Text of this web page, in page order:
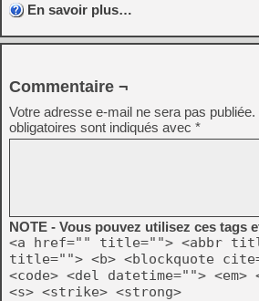
En savoir plus…
Commentaire ¬
Votre adresse e-mail ne sera pas publiée.
obligatoires sont indiqués avec *
NOTE - Vous pouvez utilisez ces tags
<a href="" title=""> <abbr
title=""> <b> <blockquote
<code> <del datetime="">
<s> <strike> <strong>